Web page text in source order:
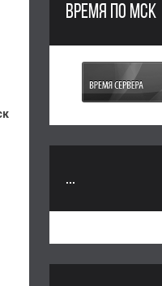
ВРЕМЯ ПО МСК
...